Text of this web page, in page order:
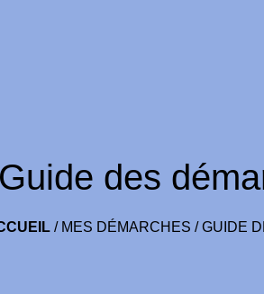
Guide des
/ MES DÉMARCHES /GUIDE